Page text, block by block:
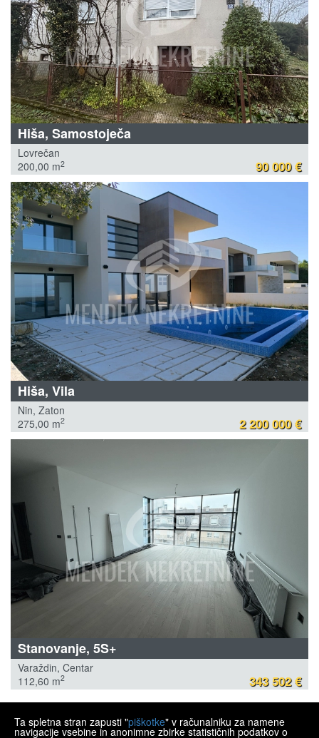
Hiša, Samostoječa
Lovrečan
200,00 m2 90 000 €
Hiša, Vila
Nin, Zaton
275,00 m2 2 200 000 €
Stanovanje, 5S+
Varaždin, Centar
112,60 m2 343 502 €
MENDEK NEKRETNINE
Ta spletna stran zapusti "piškotke" v računalniku za namene
navigacije vsebine in anonimne zbirke statističnih podatkov o